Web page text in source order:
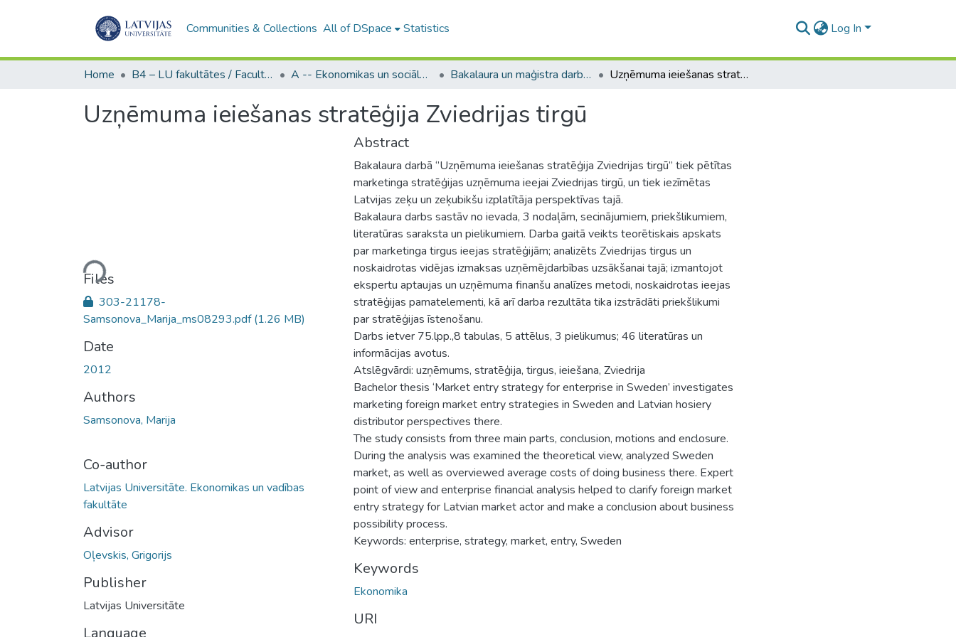
Communities & Collections All of DSpace Statistics Log In
Home B4 – LU fakultātes / Faculties of the UL A -- Ekonomikas un sociālo zinātņu fakultāte / Faculty of Economics and Social Sciences Bakalaura un maģistra darbi (ESZF) / Bachelor's and Master's theses Uzņēmuma ieiešanas stratēģija Zviedrijas tirgū
Uzņēmuma ieiešanas stratēģija Zviedrijas tirgū
Loading...
Files
303-21178-
Samsonova_Marija_ms08293.pdf(1.26 MB)
Date
2012
Authors
Samsonova, Marija
Co-author
Latvijas Universitāte. Ekonomikas un vadības
fakultāte
Advisor
Oļevskis, Grigorijs
Publisher
Latvijas Universitāte
Language
Abstract
Bakalaura darbā ‘’Uzņēmuma ieiešanas stratēģija Zviedrijas tirgū’’ tiek pētītas
marketinga stratēģijas uzņēmuma ieejai Zviedrijas tirgū, un tiek iezīmētas
Latvijas zeķu un zeķubikšu izplatītāja perspektīvas tajā.
Bakalaura darbs sastāv no ievada, 3 nodaļām, secinājumiem, priekšlikumiem,
literatūras saraksta un pielikumiem. Darba gaitā veikts teorētiskais apskats
par marketinga tirgus ieejas stratēģijām; analizēts Zviedrijas tirgus un
noskaidrotas vidējas izmaksas uzņēmējdarbības uzsākšanai tajā; izmantojot
ekspertu aptaujas un uzņēmuma finanšu analīzes metodi, noskaidrotas ieejas
stratēģijas pamatelementi, kā arī darba rezultāta tika izstrādāti priekšlikumi
par stratēģijas īstenošanu.
Darbs ietver 75.lpp.,8 tabulas, 5 attēlus, 3 pielikumus; 46 literatūras un
informācijas avotus.
Atslēgvārdi: uzņēmums, stratēģija, tirgus, ieiešana, Zviedrija
Bachelor thesis ‘Market entry strategy for enterprise in Sweden’ investigates
marketing foreign market entry strategies in Sweden and Latvian hosiery
distributor perspectives there.
The study consists from three main parts, conclusion, motions and enclosure.
During the analysis was examined the theoretical view, analyzed Sweden
market, as well as overviewed average costs of doing business there. Expert
point of view and enterprise financial analysis helped to clarify foreign market
entry strategy for Latvian market actor and make a conclusion about business
possibility process.
Keywords: enterprise, strategy, market, entry, Sweden
Keywords
Ekonomika
URI